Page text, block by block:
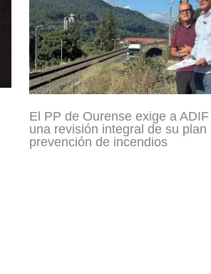
El PP de Ourense exige a ADIF
una revisión integral de su plan
prevención de incendios